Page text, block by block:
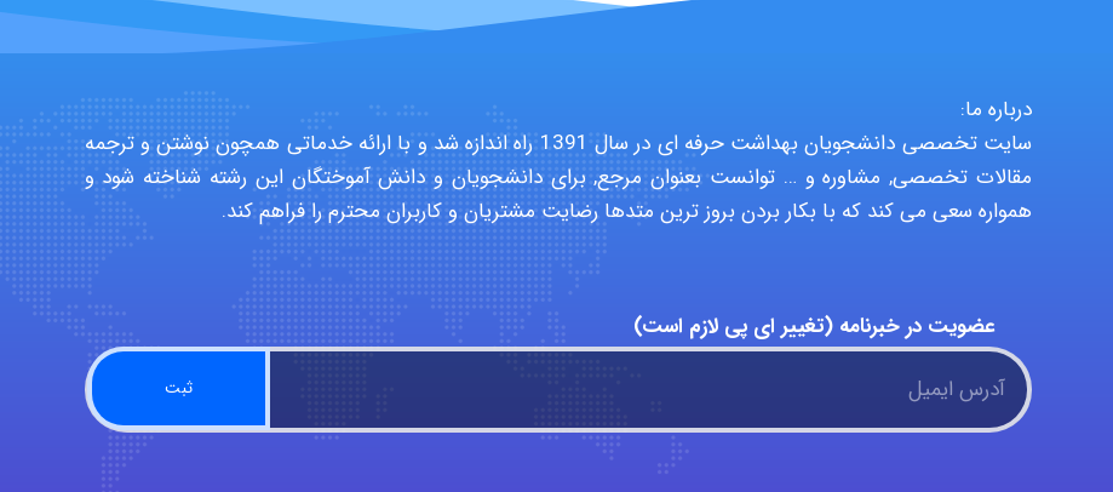
درباره ما:
سایت تخصصی دانشجویان بهداشت حرفه ای در سال 1391 راه اندازه شد و با ارائه خدماتی همچون نوشتن و ترجمه
مقالات تخصصی, مشاوره و … توانست بعنوان مرجع, برای دانشجویان و دانش آموختگان این رشته شناخته شود و
همواره سعی می کند که با بکار بردن بروز ترین متدها رضایت مشتریان و کاربران محترم را فراهم کند.
عضویت در خبرنامه (تغییر ای پی لازم است)